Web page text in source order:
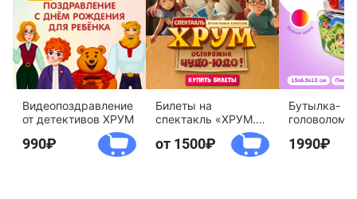
Видеопоздравление
от детективов ХРУМ
990
Билеты на
спектакль «ХРУМ.
Осторожно, Чудо-
Юдо!»
от 1500
Бутылка-
агентство
1990